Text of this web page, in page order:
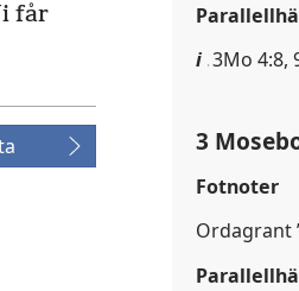
får
i 3Mo 4:8,
3
Fotnoter
Ordagrant